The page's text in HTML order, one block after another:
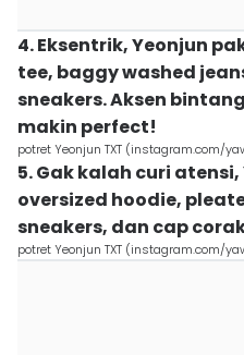
4. Eksentrik, Yeonjun
tee, baggy washed
sneakers. Aksen
makin perfect!
potret Yeonjun TXT (instagram.com/
5. Gak kalah curi
oversized hoodie,
sneakers, dan cap
potret Yeonjun TXT (instagram.com/